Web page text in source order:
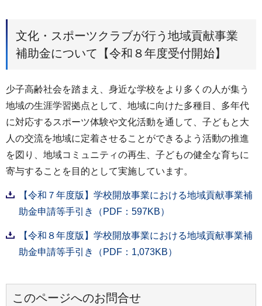
文化・スポーツクラブが行う地域貢献事業
補助金について【令和８年度受付開始】
少子高齢社会を踏まえ、身近な学校をより多くの人が集う
地域の生涯学習拠点として、地域に向けた多種目、多年代
に対応するスポーツ体験や文化活動を通して、子どもと大
人の交流を地域に定着させることができるよう活動の推進
を図り、地域コミュニティの再生、子どもの健全な育ちに
寄与することを目的として実施しています。
【令和７年度版】学校開放事業における地域貢献事業補
助金申請等手引き（PDF：597KB）
【令和８年度版】学校開放事業における地域貢献事業補
助金申請等手引き（PDF：1,073KB）
このページへのお問合せ